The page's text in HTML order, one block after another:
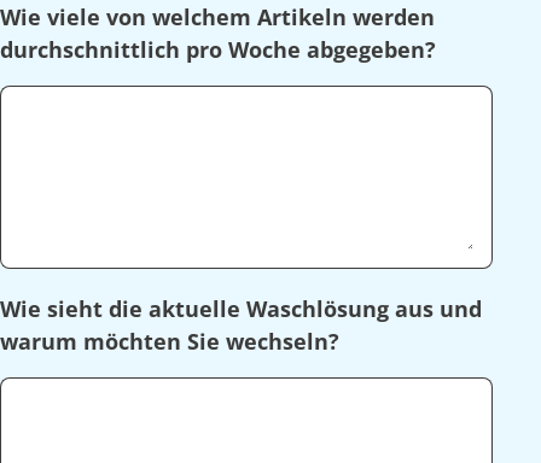
Wie viele von welchem Artikeln werden
durchschnittlich pro Woche abgegeben?
Wie sieht die aktuelle Waschlösung aus und
warum möchten Sie wechseln?